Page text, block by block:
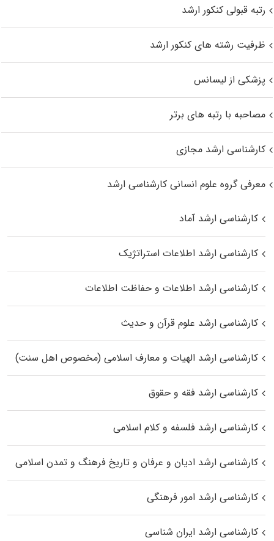
رتبه قبولی کنکور ارشد
ظرفیت رشته های کنکور ارشد
پزشکی از لیسانس
مصاحبه با رتبه های برتر
کارشناسی ارشد مجازی
معرفی گروه علوم انسانی کارشناسی ارشد
کارشناسی ارشد آماد
کارشناسی ارشد اطلاعات استراتژیک
کارشناسی ارشد اطلاعات و حفاظت اطلاعات
کارشناسی ارشد علوم قرآن و حدیث
کارشناسی ارشد الهیات و معارف اسلامی (مخصوص اهل سنت)
کارشناسی ارشد فقه و حقوق
کارشناسی ارشد فلسفه و کلام اسلامی
کارشناسی ارشد ادیان و عرفان و تاریخ فرهنگ و تمدن اسلامی
کارشناسی ارشد امور فرهنگی
کارشناسی ارشد ایران شناسی